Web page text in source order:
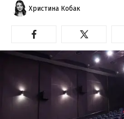
Христина Кобак